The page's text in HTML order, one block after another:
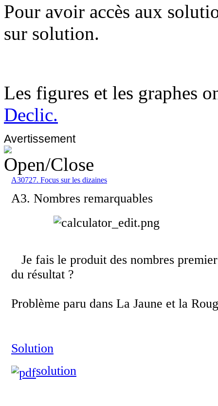
Pour avoir accès aux
sur solution.
Les figures et les graphes
Declic.
Avertissement
A30727. Focus sur les dizaines
A3. Nombres remarquables
Je fais le produit des nombres
du résultat ?
Problème paru dans La Jaune et la
Solution
solution